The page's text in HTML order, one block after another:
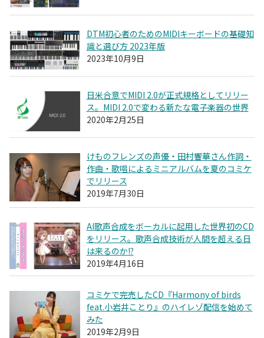
DTM初心者のためのMIDIキーボードの基礎知
識と選び方 2023年版
2023年10月9日
日米合意でMIDI 2.0が正式規格としてリリー
ス。MIDI 2.0で変わる新たな電子楽器の世界
2020年2月25日
けものフレンズの声優・田村響華さん作詞・
作曲・歌唱によるミニアルバムを夏のコミケ
でリリース
2019年7月30日
AI歌声合成をボーカルに起用した世界初のCD
をリリース。歌声合成技術が人間を超える日
は来るのか!?
2019年4月16日
コミケで完売したCD『Harmony of birds
feat.小岩井ことり』のハイレゾ配信を始めて
みた
2019年2月9日